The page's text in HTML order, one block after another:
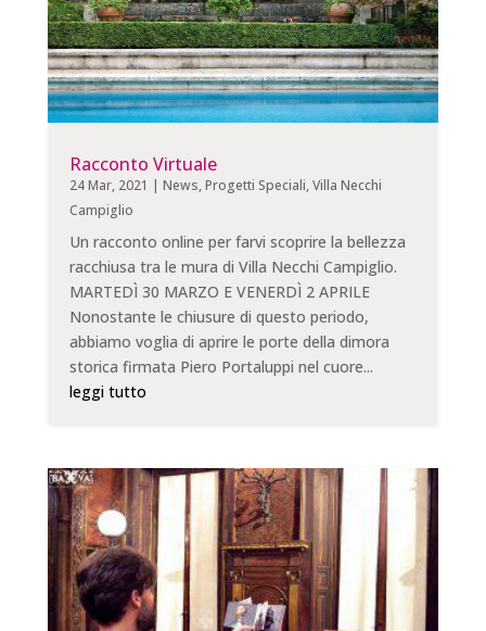
Racconto Virtuale
24 Mar, 2021 | News,Progetti Speciali,Villa Necchi
Campiglio
Un racconto online per farvi scoprire la bellezza
racchiusa tra le mura di Villa Necchi Campiglio.
MARTEDÌ 30 MARZO E VENERDÌ 2 APRILE
Nonostante le chiusure di questo periodo,
abbiamo voglia di aprire le porte della dimora
storica firmata Piero Portaluppi nel cuore...
leggi tutto